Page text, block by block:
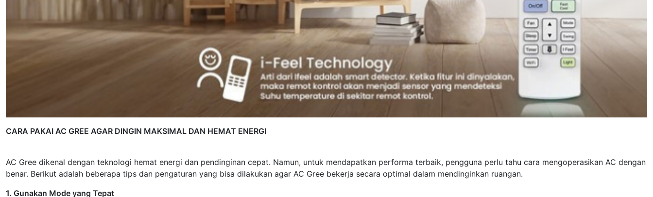
CARA PAKAI AC GREE AGAR DINGIN MAKSIMAL DAN HEMAT ENERGI
AC Gree dikenal dengan teknologi hemat energi dan pendinginan cepat. Namun, untuk mendapatkan performa terbaik, pengguna perlu tahu cara mengoperasikan AC dengan
benar. Berikut adalah beberapa tips dan pengaturan yang bisa dilakukan agar AC Gree bekerja secara optimal dalam mendinginkan ruangan.
1. Gunakan Mode yang Tepat